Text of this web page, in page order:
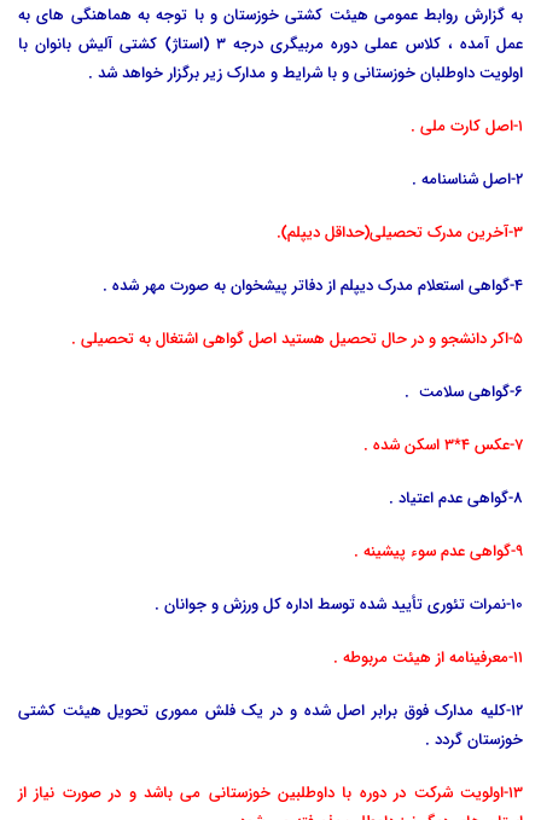
به گزارش روابط عمومی هیئت کشتی خوزستان و با توجه به هماهنگی های به
عمل آمده ، کلاس عملی دوره مربیگری درجه 3 (استاژ) کشتی آلیش بانوان با
اولویت داوطلبان خوزستانی و با شرایط و مدارک زیر برگزار خواهد شد .
1-اصل کارت ملی .
2-اصل شناسنامه .
3-آخرین مدرک تحصیلی(حداقل دیپلم).
4-گواهی استعلام مدرک دیپلم از دفاتر پیشخوان به صورت مهر شده .
5-اکر دانشجو و در حال تحصیل هستید اصل گواهی اشتغال به تحصیلی .
6-گواهی سلامت .
7-عکس 4*3 اسکن شده .
8-گواهی عدم اعتیاد .
9-گواهی عدم سوء پیشینه .
10-نمرات تئوری تأیید شده توسط اداره کل ورزش و جوانان .
11-معرفینامه از هیئت مربوطه .
12-کلیه مدارک فوق برابر اصل شده و در یک فلش مموری تحویل هیئت کشتی
خوزستان گردد .
13-اولویت شرکت در دوره با داوطلبین خوزستانی می باشد و در صورت نیاز از